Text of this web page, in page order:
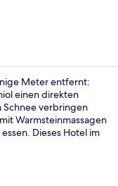
Meter entfernt:
einen direkten
Schnee verbringen
Warmsteinmassagen
Dieses Hotel im
Skipässen und einem
lieben das